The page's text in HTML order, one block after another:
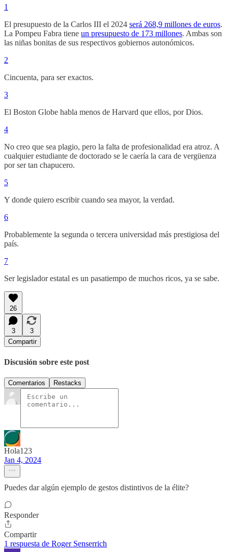
1
El presupuesto de la Carlos III el 2024 será 268,9 millones de euros.
La Pompeu Fabra tiene un presupuesto de 173 millones. Ambas son
las niñas bonitas de sus respectivos gobiernos autonómicos.
2
Cincuenta, para ser exactos.
3
El Boston Globe habla menos de Harvard que ellos, por Dios.
4
No creo que sea plagio, pero la falta de profesionalidad era atroz. A
cualquier estudiante de doctorado se le caería la cara de vergüenza
por ser tan chapucero.
5
Y donde quiero escribir cuando sea mayor, la verdad.
6
Probablemente la segunda o tercera universidad más prestigiosa del
país.
7
Ser legislador estatal es un pasatiempo de muchos ricos, ya se sabe.
26
3
3
Compartir
Discusión sobre este post
Comentarios Restacks
Hola123
Jan 4, 2024
Puedes dar algún ejemplo de gestos distintivos de la élite?
Responder
Compartir
1 respuesta de Roger Senserrich